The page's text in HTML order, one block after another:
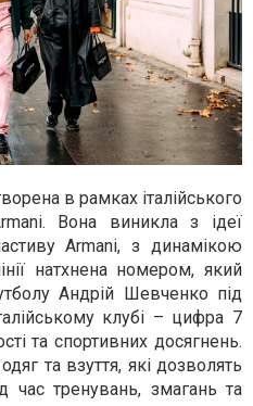
в рамках італійського
Вона виникла з ідеї
Armani, з динамікою
натхнена номером, який
Андрій Шевченко під
клубі – цифра 7
та спортивних досягнень.
та взуття, які дозволять
час тренувань, змагань та